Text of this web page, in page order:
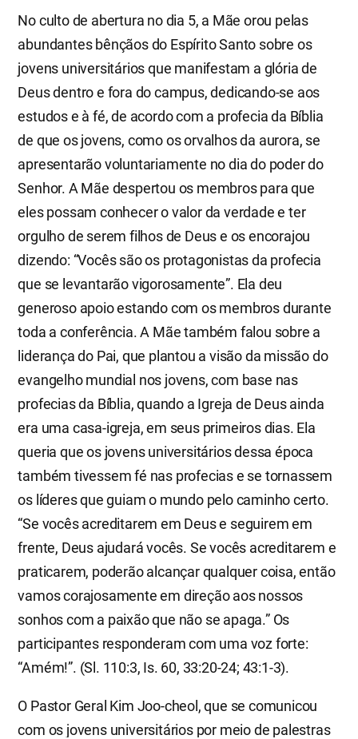
No culto de abertura no dia 5, a Mãe orou pelas
abundantes bênçãos do Espírito Santo sobre os
jovens universitários que manifestam a glória de
Deus dentro e fora do campus, dedicando-se aos
estudos e à fé, de acordo com a profecia da Bíblia
de que os jovens, como os orvalhos da aurora, se
apresentarão voluntariamente no dia do poder do
Senhor. A Mãe despertou os membros para que
eles possam conhecer o valor da verdade e ter
orgulho de serem filhos de Deus e os encorajou
dizendo: “Vocês são os protagonistas da profecia
que se levantarão vigorosamente”. Ela deu
generoso apoio estando com os membros durante
toda a conferência. A Mãe também falou sobre a
liderança do Pai, que plantou a visão da missão do
evangelho mundial nos jovens, com base nas
profecias da Bíblia, quando a Igreja de Deus ainda
era uma casa-igreja, em seus primeiros dias. Ela
queria que os jovens universitários dessa época
também tivessem fé nas profecias e se tornassem
os líderes que guiam o mundo pelo caminho certo.
“Se vocês acreditarem em Deus e seguirem em
frente, Deus ajudará vocês. Se vocês acreditarem e
praticarem, poderão alcançar qualquer coisa, então
vamos corajosamente em direção aos nossos
sonhos com a paixão que não se apaga.” Os
participantes responderam com uma voz forte:
“Amém!”. (Sl. 110:3, Is. 60, 33:20-24; 43:1-3).
O Pastor Geral Kim Joo-cheol, que se comunicou
com os jovens universitários por meio de palestras